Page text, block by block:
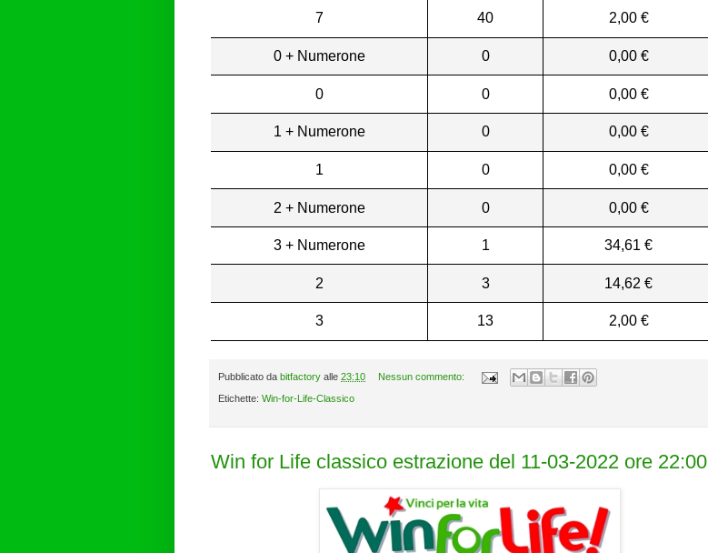
7 40 2,00 €
0 + Numerone 0 0,00 €
0 0 0,00 €
1 + Numerone 0 0,00 €
1 0 0,00 €
2 + Numerone 0 0,00 €
3 + Numerone 1 34,61 €
2 3 14,62 €
3 13 2,00 €
Pubblicato da bitfactory alle 23:10 Nessun commento:
Etichette: Win-for-Life-Classico
Win for Life classico estrazione del 11-03-2022 ore 22:00